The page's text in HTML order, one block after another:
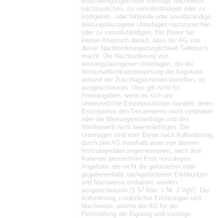
nachzureichen, zu vervollständigen oder zu
korrigieren, oder fehlende oder unvollständige
leistungsbezogene Unterlagen nachzureichen
oder zu vervollständigen. Der Bieter hat
keinen Anspruch darauf, dass der AG von
dieser Nachforderungsmöglichkeit Gebrauch
macht. Die Nachforderung von
leistungsbezogenen Unterlagen, die die
Wirtschaftlichkeitsbewertung der Angebote
anhand der Zuschlagskriterien betreffen, ist
ausgeschlossen. Dies gilt nicht für
Preisangaben, wenn es sich um
unwesentliche Einzelpositionen handelt, deren
Einzelpreise den Gesamtpreis nicht verändern
oder die Wertungsreihenfolge und den
Wettbewerb nicht beeinträchtigen. Die
Unterlagen sind vom Bieter nach Aufforderung
durch den AG innerhalb einer von diesem
festzulegenden angemessenen, nach dem
Kalender bestimmten Frist vorzulegen.
Angebote, die nicht die geforderten oder
gegebenenfalls nachgeforderten Erklärungen
und Nachweise enthalten, werden
ausgeschlossen (§ 57 Abs. 1 Nr. 2 VgV). Die
Anforderung zusätzlicher Erklärungen und
Nachweise, welche der AG für die
Feststellung der Eignung und sonstige